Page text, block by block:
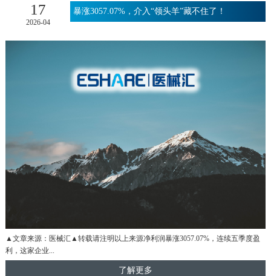
17
2026-04
暴涨3057.07%，介入“领头羊”藏不住了！
▲文章来源：医械汇▲转载请注明以上来源净利润暴涨3057.07%，连续五季度盈
利，这家企业...
了解更多